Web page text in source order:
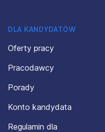
DLA KANDYDATÓW
Oferty pracy
Pracodawcy
Porady
Konto kandydata
Regulamin dla